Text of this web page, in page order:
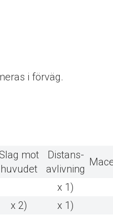
i förväg.
mot
huvudet
Distans-
avlivning
x 1)
x 2)
x 1)